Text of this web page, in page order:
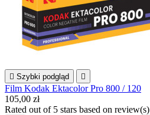
 Szybki podgląd 
Film Kodak Ektacolor Pro 800 / 120
105,00 zł
Rated out of 5 stars based on review(s)